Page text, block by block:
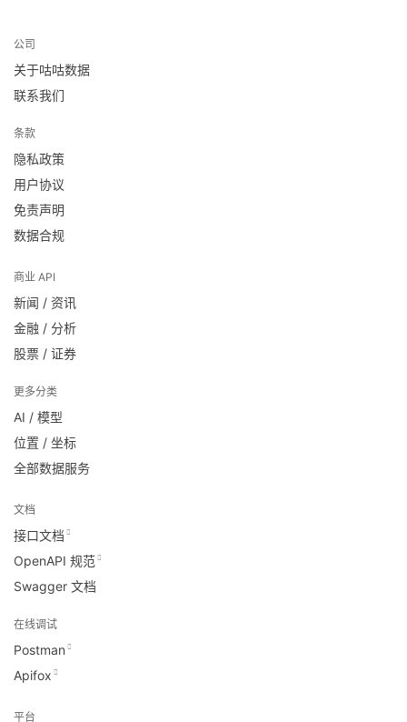
公司
关于咕咕数据
联系我们
条款
隐私政策
用户协议
免责声明
数据合规
商业 API
新闻 / 资讯
金融 / 分析
股票 / 证券
更多分类
AI / 模型
位置 / 坐标
全部数据服务
文档
接口文档
OpenAPI 规范
Swagger 文档
在线调试
Postman
Apifox
平台